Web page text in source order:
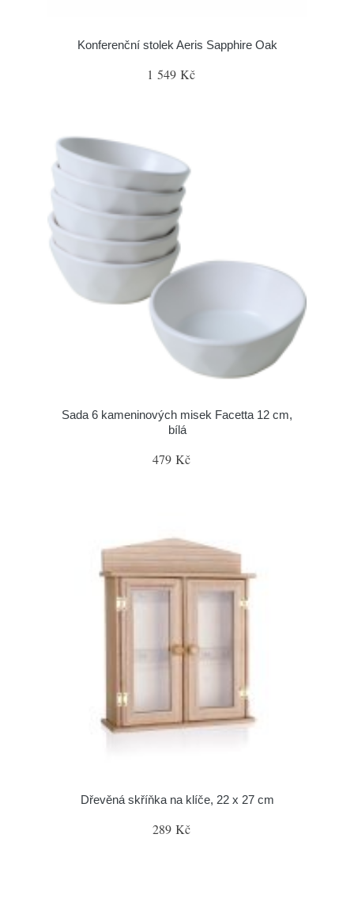
Konferenční stolek Aeris Sapphire Oak
1 549 Kč
Sada 6 kameninových misek Facetta 12 cm,
bílá
479 Kč
Dřevěná skříňka na klíče, 22 x 27 cm
289 Kč